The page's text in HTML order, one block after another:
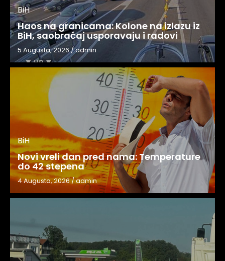
BiH
Haos na granicama: Kolone na izlazu iz
BiH, saobraćaj usporavaju i radovi
5 Augusta, 2026/admin
BiH
Novi vreli dan pred nama: Temperature
do 42 stepena
4 Augusta, 2026/admin